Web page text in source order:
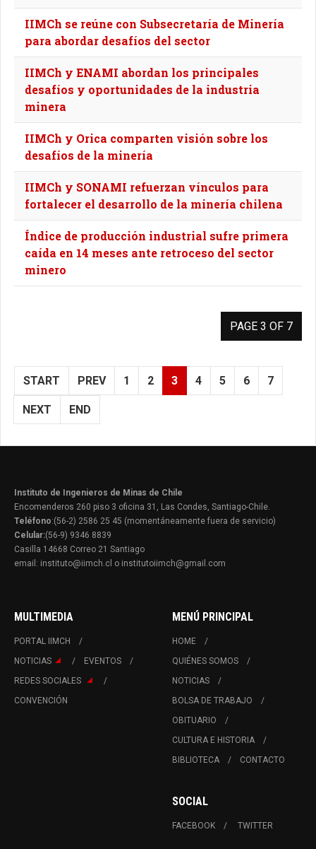
IIMCh se reúne con Subsecretaría de Minería
para abordar desafíos del sector
IIMCh y ENAMI abordan los principales
desafíos y oportunidades de la industria
minera
IIMCh y Orica comparten visión sobre los
desafíos de la minería
IIMCh y SONAMI refuerzan vínculos para
fortalecer el desarrollo de la minería chilena
Índice de producción industrial sufre primera
caída en 14 meses ante retroceso del sector
minero
PAGE 3 OF 7
START PREV 1 2 3 4 5 6 7
NEXT END
Instituto de Ingenieros de Minas de Chile
Encomenderos 260 piso 3 oficina 31, Las Condes, Santiago-Chile.
Teléfono:(56-2) 2586 25 45 (momentáneamente fuera de servicio)
Celular:(56-9) 9346 8839
Casilla 14668 Correo 21 Santiago
email: instituto@iimch.cl o institutoiimch@gmail.com
MULTIMEDIA
PORTAL IIMCH
NOTICIAS
EVENTOS
REDES SOCIALES
CONVENCIÓN
MENÚ PRINCIPAL
HOME
QUIÉNES SOMOS
NOTICIAS
BOLSA DE TRABAJO
OBITUARIO
CULTURA E HISTORIA
BIBLIOTECA
CONTACTO
SOCIAL
FACEBOOK TWITTER